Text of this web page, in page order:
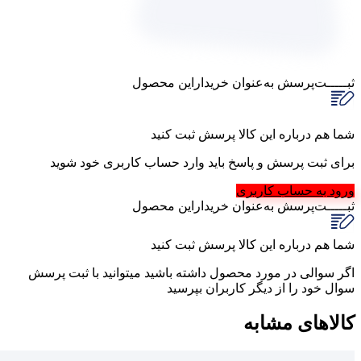
ثبـــــت‌پرسش به‌عنوان ‌خریدار‌این‌ محصول
شما هم درباره این کالا پرسش ثبت کنید
برای ثبت پرسش و پاسخ باید وارد حساب کاربری خود شوید
ورود به حساب کاربری
ثبـــــت‌پرسشبه‌عنوان ‌خریدار‌این‌ محصول
شما هم درباره این کالا پرسش ثبت کنید
اگر سوالی در مورد محصول داشته باشید میتوانید با ثبت پرسش
سوال خود را از دیگر کاربران بپرسید
کالاهای مشابه